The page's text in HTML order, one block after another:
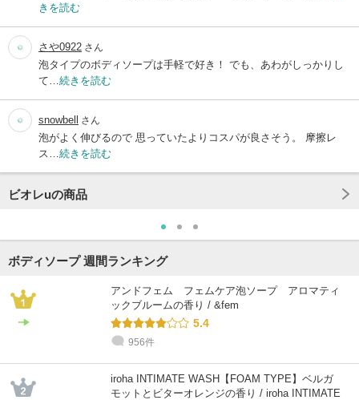
きを読む
さや0922 さん
泡タイプのボディソープは手軽で好き！ でも、あわがしっかりし
て… 続きを読む
snowbell さん
泡がよく伸びるので 思っていたよりコスパが良さそう。 摩擦レ
ス… 続きを読む
ビオレuの商品
ボディソープ 週間ランキング
アンドフェム フェムケア泡ソープ アロマティ
ックブルームの香り / &fem
5.4
956件
iroha INTIMATE WASH【FOAM TYPE】ベルガ
モットとビターオレンジの香り / iroha INTIMATE